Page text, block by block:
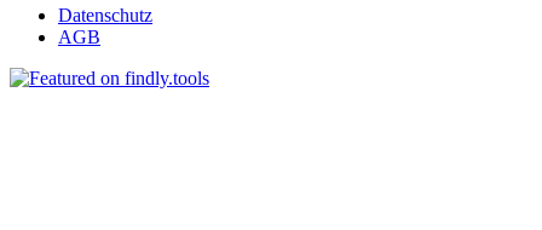
Datenschutz
AGB